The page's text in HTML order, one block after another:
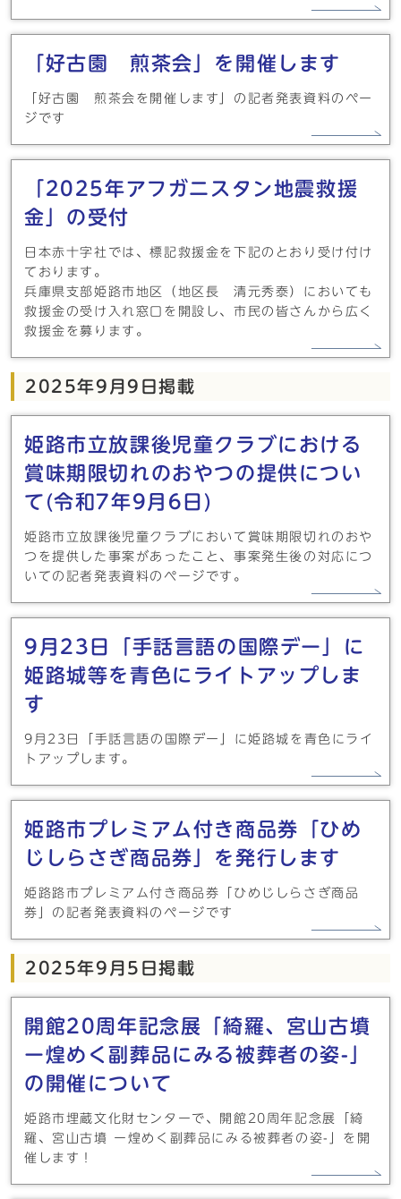
「好古園 煎茶会」を開催します
「好古園 煎茶会を開催します」の記者発表資料のペー
ジです
「2025年アフガニスタン地震救援
金」の受付
日本赤十字社では、標記救援金を下記のとおり受け付け
ております。
兵庫県支部姫路市地区（地区長 清元秀泰）においても
救援金の受け入れ窓口を開設し、市民の皆さんから広く
救援金を募ります。
2025年9月9日掲載
姫路市立放課後児童クラブにおける
賞味期限切れのおやつの提供につい
て(令和7年9月6日)
姫路市立放課後児童クラブにおいて賞味期限切れのおや
つを提供した事案があったこと、事案発生後の対応につ
いての記者発表資料のページです。
9月23日「手話言語の国際デー」に
姫路城等を青色にライトアップしま
す
9月23日「手話言語の国際デー」に姫路城を青色にライ
トアップします。
姫路市プレミアム付き商品券「ひめ
じしらさぎ商品券」を発行します
姫路路市プレミアム付き商品券「ひめじしらさぎ商品
券」の記者発表資料のページです
2025年9月5日掲載
開館20周年記念展「綺羅、宮山古墳
ー煌めく副葬品にみる被葬者の姿-」
の開催について
姫路市埋蔵文化財センターで、開館20周年記念展「綺
羅、宮山古墳 ー煌めく副葬品にみる被葬者の姿-」を開
催します！